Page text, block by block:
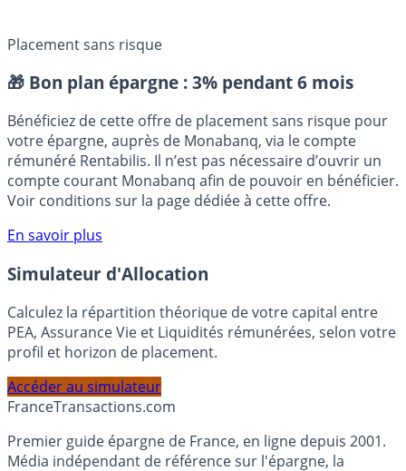
Placement sans risque
🎁 Bon plan épargne : 3% pendant 6 mois
Bénéficiez de cette offre de placement sans risque pour
votre épargne, auprès de Monabanq, via le compte
rémunéré Rentabilis. Il n’est pas nécessaire d’ouvrir un
compte courant Monabanq afin de pouvoir en bénéficier.
Voir conditions sur la page dédiée à cette offre.
En savoir plus
Simulateur d'Allocation
Calculez la répartition théorique de votre capital entre
PEA, Assurance Vie et Liquidités rémunérées, selon votre
profil et horizon de placement.
Accéder au simulateur
FranceTransactions.com